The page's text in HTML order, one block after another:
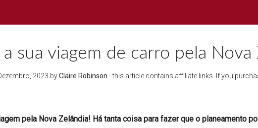
sua viagem de carro pela
2023 byClaire Robinson - this article contains affiliate links. If you
pela Nova Zelândia! Há tanta coisa para fazer que o planeamento